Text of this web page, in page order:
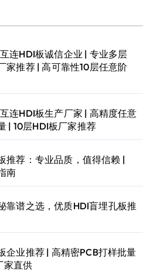
连HDI板诚信企业 | 专业多层
家推荐 | 高可靠性10层任意阶
连HDI板生产厂家 | 高精度任意
| 10层HDI板厂家推荐
推荐：专业品质，值得信赖 |
南
靠谱之选，优质HDI盲埋孔板推
企业推荐 | 高精密PCB打样批量
家直供